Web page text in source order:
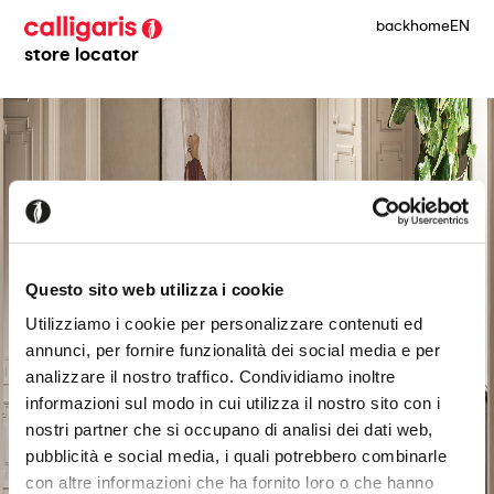
Questo sito web utilizza i cookie
Utilizziamo i cookie per personalizzare contenuti ed
annunci, per fornire funzionalità dei social media e per
analizzare il nostro traffico. Condividiamo inoltre
informazioni sul modo in cui utilizza il nostro sito con i
nostri partner che si occupano di analisi dei dati web,
pubblicità e social media, i quali potrebbero combinarle
con altre informazioni che ha fornito loro o che hanno
store locator
backhomeEN